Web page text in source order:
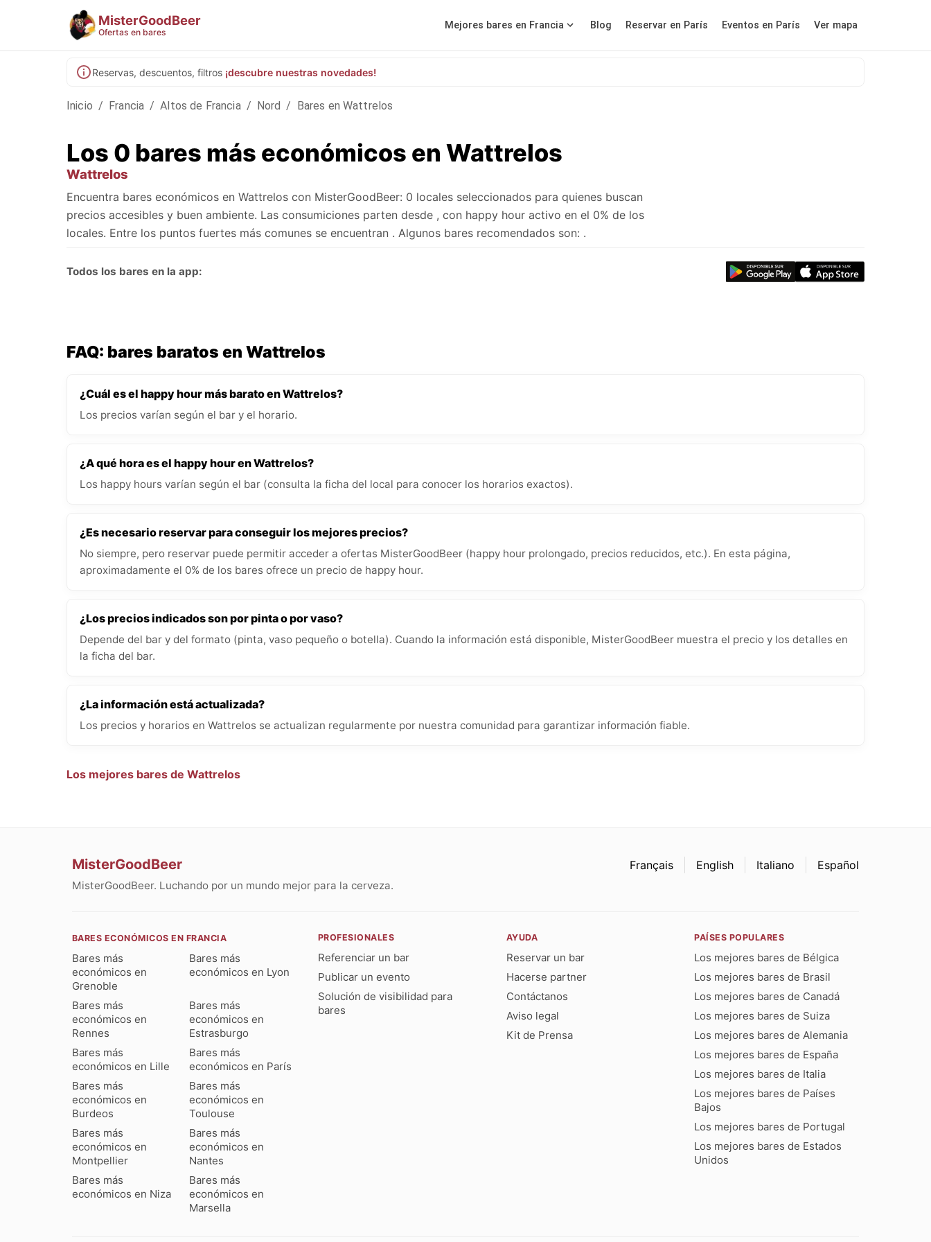
MisterGoodBeer
Ofertas en bares
Mejores bares en Francia Blog Reservar en París Eventos en París Ver mapa
Reservas, descuentos, filtros ¡descubre nuestras novedades!
Inicio / Francia / Altos de Francia / Nord / Bares en Wattrelos
Los 0 bares más económicos en Wattrelos
Wattrelos
Encuentra bares económicos en Wattrelos con MisterGoodBeer: 0 locales seleccionados para quienes buscan
precios accesibles y buen ambiente. Las consumiciones parten desde , con happy hour activo en el 0% de los
locales. Entre los puntos fuertes más comunes se encuentran . Algunos bares recomendados son: .
Todos los bares en la app:
FAQ: bares baratos en Wattrelos
¿Cuál es el happy hour más barato en Wattrelos?
Los precios varían según el bar y el horario.
¿A qué hora es el happy hour en Wattrelos?
Los happy hours varían según el bar (consulta la ficha del local para conocer los horarios exactos).
¿Es necesario reservar para conseguir los mejores precios?
No siempre, pero reservar puede permitir acceder a ofertas MisterGoodBeer (happy hour prolongado, precios reducidos, etc.). En esta página,
aproximadamente el 0% de los bares ofrece un precio de happy hour.
¿Los precios indicados son por pinta o por vaso?
Depende del bar y del formato (pinta, vaso pequeño o botella). Cuando la información está disponible, MisterGoodBeer muestra el precio y los detalles en
la ficha del bar.
¿La información está actualizada?
Los precios y horarios en Wattrelos se actualizan regularmente por nuestra comunidad para garantizar información fiable.
Los mejores bares de Wattrelos
MisterGoodBeer
MisterGoodBeer. Luchando por un mundo mejor para la cerveza.
Français English Italiano Español
BARES ECONÓMICOS EN FRANCIA
Bares más
económicos en
Grenoble
Bares más
económicos en Lyon
Bares más
económicos en
Rennes
Bares más
económicos en
Estrasburgo
Bares más
económicos en Lille
Bares más
económicos en París
Bares más
económicos en
Burdeos
Bares más
económicos en
Toulouse
Bares más
económicos en
Montpellier
Bares más
económicos en
Nantes
Bares más
económicos en Niza
Bares más
económicos en
Marsella
PROFESIONALES
Referenciar un bar
Publicar un evento
Solución de visibilidad para
bares
AYUDA
Reservar un bar
Hacerse partner
Contáctanos
Aviso legal
Kit de Prensa
PAÍSES POPULARES
Los mejores bares de Bélgica
Los mejores bares de Brasil
Los mejores bares de Canadá
Los mejores bares de Suiza
Los mejores bares de Alemania
Los mejores bares de España
Los mejores bares de Italia
Los mejores bares de Países
Bajos
Los mejores bares de Portugal
Los mejores bares de Estados
Unidos